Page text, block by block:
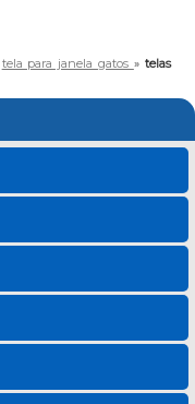
tela para janela gatos » telas